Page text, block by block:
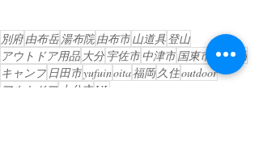
別府由布岳 湯布院由布市山道具登山
アウトドア用品 大分宇佐市中津市国東市
志高湖
キャンプ 日田市yufuinoita福岡 久住outdoor
アウトドア 大分市 UL